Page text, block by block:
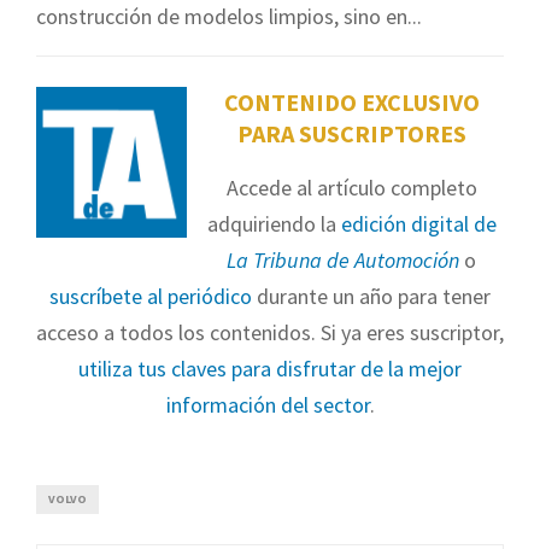
construcción de modelos limpios, sino en...
CONTENIDO EXCLUSIVO
PARA SUSCRIPTORES
Accede al artículo completo
adquiriendo la edición digital de
La Tribuna de Automoción o
suscríbete al periódico durante un año para tener
acceso a todos los contenidos. Si ya eres suscriptor,
utiliza tus claves para disfrutar de la mejor
información del sector.
VOLVO